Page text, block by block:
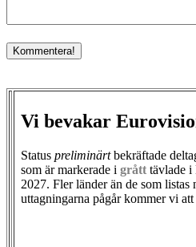
Vi bevakar
Status preliminärtbekräftade
som är markerade i grått tävlade i
2027. Fler länder än de som listas
uttagningarna pågår kommer vi